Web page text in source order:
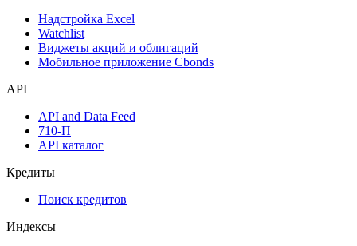
Надстройка Excel
Watchlist
Виджеты акций и облигаций
Мобильное приложение Cbonds
API
API and Data Feed
710-П
API каталог
Кредиты
Поиск кредитов
Индексы